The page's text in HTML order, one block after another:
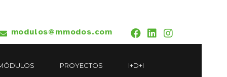
modulos@mmodos.com
PROYECTOS I+D+I